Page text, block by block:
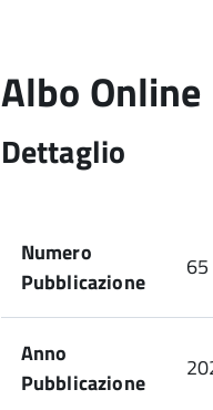
Albo Online
Dettaglio
Numero
Pubblicazione
65
Anno
Pubblicazione